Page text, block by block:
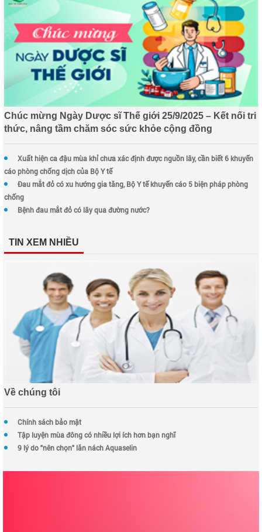
Chúc mừng Ngày Dược sĩ Thế giới 25/9/2025 – Kết nối tri
thức, nâng tầm chăm sóc sức khỏe cộng đồng
Xuất hiện ca đậu mùa khỉ chưa xác định được nguồn lây, cần biết 6 khuyến
cáo phòng chống dịch của Bộ Y tế
Đau mắt đỏ có xu hướng gia tăng, Bộ Y tế khuyến cáo 5 biện pháp phòng
chống
Bệnh đau mắt đỏ có lây qua đường nước?
TIN XEM NHIỀU
Về chúng tôi
Chính sách bảo mật
Tập luyện mùa đông có nhiều lợi ích hơn bạn nghĩ
9 lý do "nên chọn" lăn nách Aquaselin